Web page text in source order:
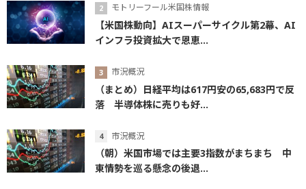
モトリーフール米国株情報
【米国株動向】AIスーパーサイクル第2幕、AI
インフラ投資拡大で恩恵...
市況概況
（まとめ）日経平均は617円安の65,683円で反
落 半導体株に売りも好...
市況概況
（朝）米国市場では主要3指数がまちまち 中
東情勢を巡る懸念の後退...